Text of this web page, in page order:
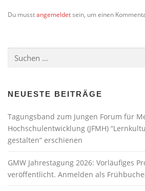
Du musstangemeldetsein, um einen
nach:
NEUESTE BEITRÄGE
Tagungsband zum Jungen Forum für
Hochschulentwicklung (JFMH)
gestalten” erschienen
GMW Jahrestagung 2026: Vorläufiges
veröffentlicht. Anmelden als